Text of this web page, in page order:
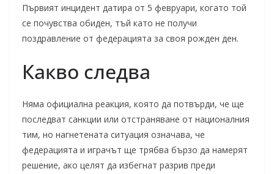
Първият инцидент датира от 5 февруари, когато той
се почувства обиден, тъй като не получи
поздравление от федерацията за своя рожден ден.
Какво следва
Няма официална реакция, която да потвърди, че ще
последват санкции или отстраняване от националния
тим, но нагнетената ситуация означава, че
федерацията и играчът ще трябва бързо да намерят
решение, ако целят да избегнат разрив преди